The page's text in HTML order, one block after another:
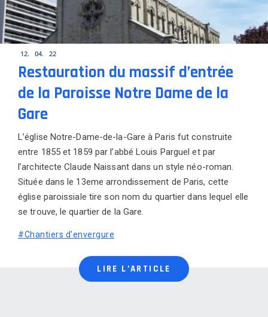
12 04 22
Restauration du massif d’entrée
de la Paroisse Notre Dame de la
Gare
L’église Notre-Dame-de-la-Gare à Paris fut construite
entre 1855 et 1859 par l’abbé Louis Parguel et par
l’architecte Claude Naissant dans un style néo-roman.
Située dans le 13eme arrondissement de Paris, cette
église paroissiale tire son nom du quartier dans lequel elle
se trouve, le quartier de la Gare.
LIRE L’ARTICLE
#Chantiers d'envergure